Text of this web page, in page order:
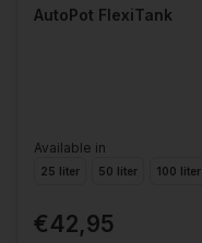
AutoPot FlexiTank
Available in
25 liter 50 liter 100 liter
€42,95